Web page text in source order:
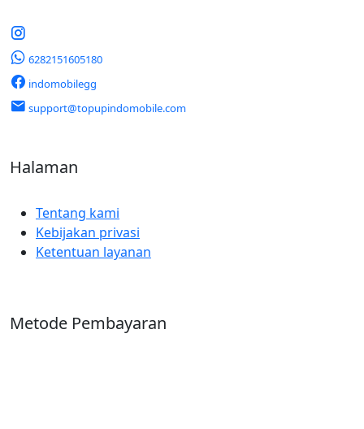
6282151605180
indomobilegg
support@topupindomobile.com
Halaman
Tentang kami
Kebijakan privasi
Ketentuan layanan
Metode Pembayaran